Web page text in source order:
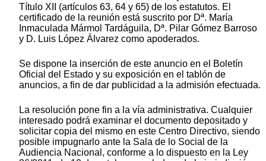
Título XII (artículos 63, 64 y 65) de los estatutos. El
certificado de la reunión está suscrito por Dª. María
Inmaculada Mármol Tardáguila, Dª. Pilar Gómez Barroso
y D. Luis López Álvarez como apoderados.
Se dispone la inserción de este anuncio en el Boletín
Oficial del Estado y su exposición en el tablón de
anuncios, a fin de dar publicidad a la admisión efectuada.
La resolución pone fin a la vía administrativa. Cualquier
interesado podrá examinar el documento depositado y
solicitar copia del mismo en este Centro Directivo, siendo
posible impugnarlo ante la Sala de lo Social de la
Audiencia Nacional, conforme a lo dispuesto en la Ley